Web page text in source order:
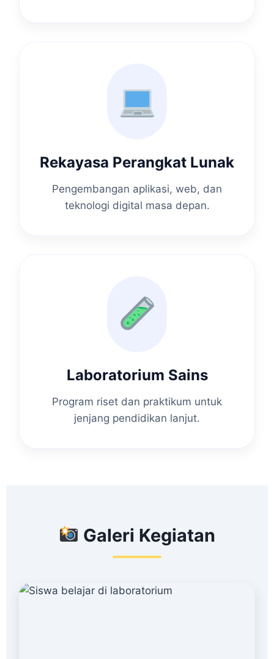
Rekayasa Perangkat Lunak
Pengembangan aplikasi, web, dan
teknologi digital masa depan.
Laboratorium Sains
Program riset dan praktikum untuk
jenjang pendidikan lanjut.
Galeri Kegiatan